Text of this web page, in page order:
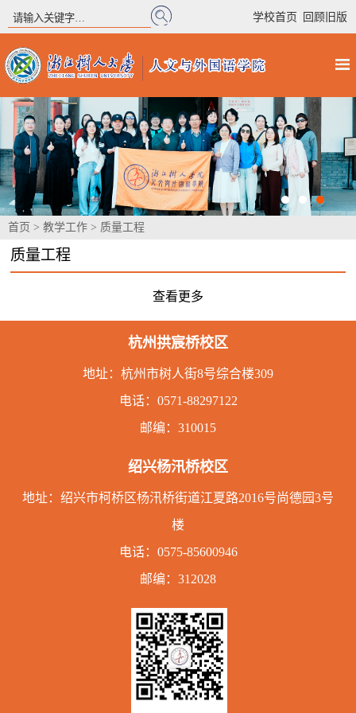
学校首页 回顾旧版
首页 > 教学工作 > 质量工程
质量工程
查看更多
杭州拱宸桥校区
地址： 杭州市树人街8号综合楼309
电话： 0571-88297122
邮编：310015
绍兴杨汛桥校区
地址：绍兴市柯桥区杨汛桥街道江夏路2016号尚德园3号
楼
电话： 0575-85600946
邮编：312028